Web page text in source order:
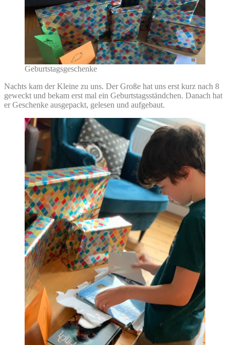
Geburtstagsgeschenke
Nachts kam der Kleine zu uns. Der Große hat uns erst kurz nach 8
geweckt und bekam erst mal ein Geburtstagsständchen. Danach hat
er Geschenke ausgepackt, gelesen und aufgebaut.